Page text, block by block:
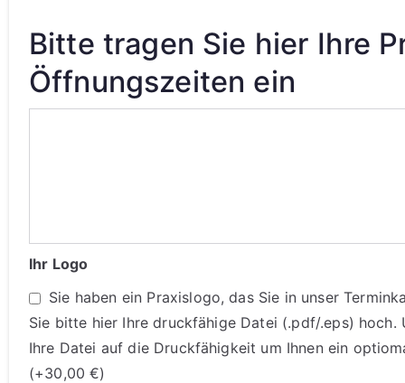
Bitte tragen Sie hier Ihre
Öffnungszeiten ein
Ihr Logo
Sie haben ein Praxislogo, das Sie in unser
Sie bitte hier Ihre druckfähige Datei (.pdf/.eps)
Ihre Datei auf die Druckfähigkeit um Ihnen ein
(+30,00€)